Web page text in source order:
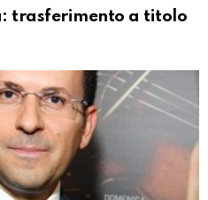
trasferimento a titolo